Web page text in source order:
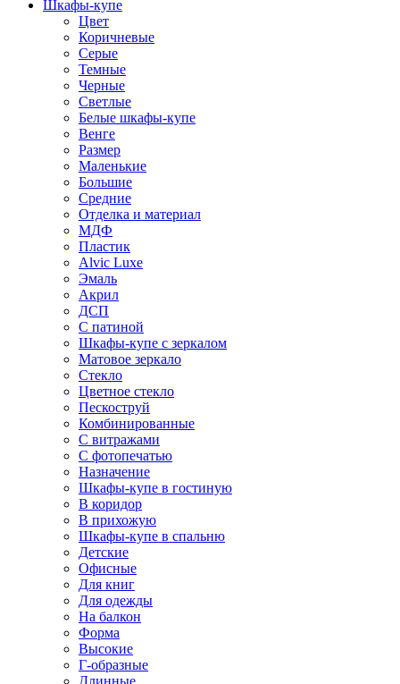
Шкафы-купе
Цвет
Коричневые
Серые
Темные
Черные
Светлые
Белые шкафы-купе
Венге
Размер
Маленькие
Большие
Средние
Отделка и материал
МДФ
Пластик
Alvic Luxe
Эмаль
Акрил
ДСП
С патиной
Шкафы-купе с зеркалом
Матовое зеркало
Стекло
Цветное стекло
Пескоструй
Комбинированные
С витражами
С фотопечатью
Назначение
Шкафы-купе в гостиную
В коридор
В прихожую
Шкафы-купе в спальню
Детские
Офисные
Для книг
Для одежды
На балкон
Форма
Высокие
Г-образные
Длинные